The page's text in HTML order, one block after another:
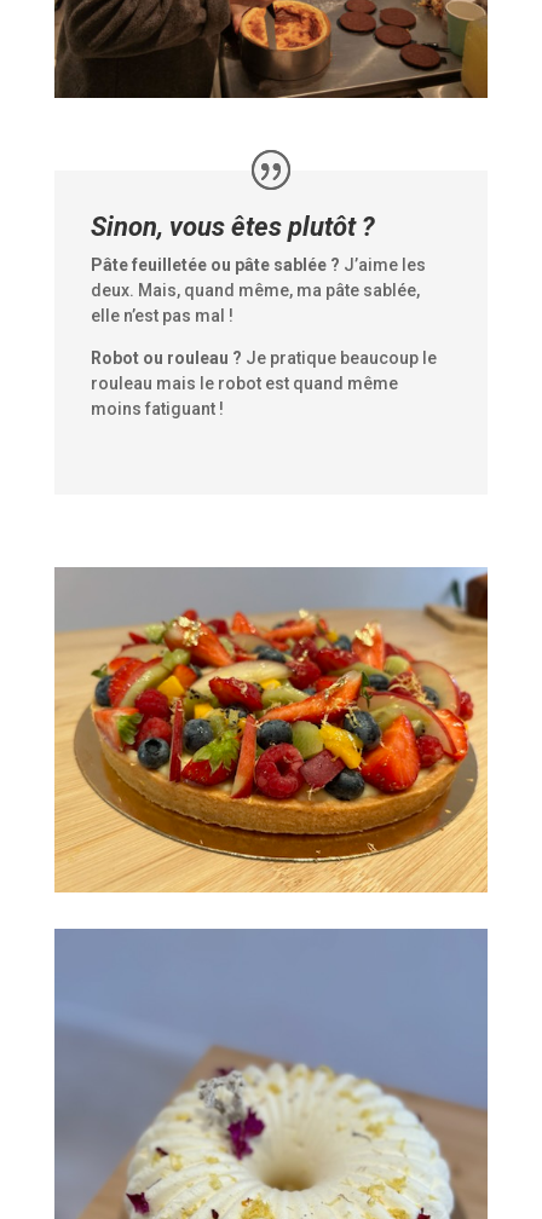
Sinon, vous êtes plutôt ?
Pâte feuilletée ou pâte sablée ? J’aime les
deux. Mais, quand même, ma pâte sablée,
elle n’est pas mal !
Robot ou rouleau ? Je pratique beaucoup le
rouleau mais le robot est quand même
moins fatiguant !